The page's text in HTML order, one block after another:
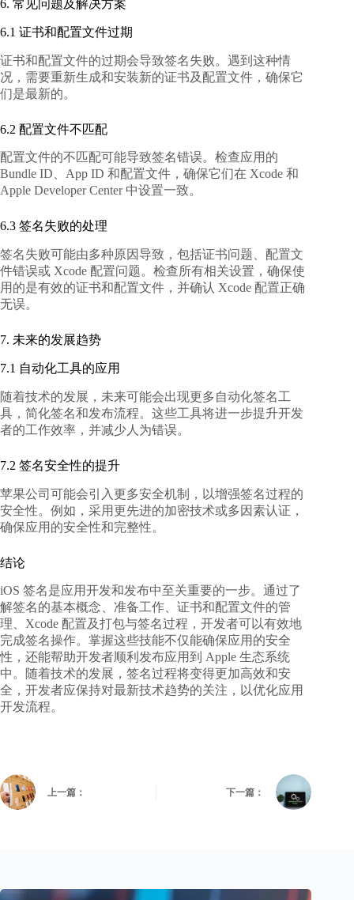
6. 常见问题及解决方案
6.1 证书和配置文件过期
证书和配置文件的过期会导致签名失败。遇到这种情
况，需要重新生成和安装新的证书及配置文件，确保它
们是最新的。
6.2 配置文件不匹配
配置文件的不匹配可能导致签名错误。检查应用的
Bundle ID、App ID 和配置文件，确保它们在 Xcode 和
Apple Developer Center 中设置一致。
6.3 签名失败的处理
签名失败可能由多种原因导致，包括证书问题、配置文
件错误或 Xcode 配置问题。检查所有相关设置，确保使
用的是有效的证书和配置文件，并确认 Xcode 配置正确
无误。
7. 未来的发展趋势
7.1 自动化工具的应用
随着技术的发展，未来可能会出现更多自动化签名工
具，简化签名和发布流程。这些工具将进一步提升开发
者的工作效率，并减少人为错误。
7.2 签名安全性的提升
苹果公司可能会引入更多安全机制，以增强签名过程的
安全性。例如，采用更先进的加密技术或多因素认证，
确保应用的安全性和完整性。
结论
iOS 签名是应用开发和发布中至关重要的一步。通过了
解签名的基本概念、准备工作、证书和配置文件的管
理、Xcode 配置及打包与签名过程，开发者可以有效地
完成签名操作。掌握这些技能不仅能确保应用的安全
性，还能帮助开发者顺利发布应用到 Apple 生态系统
中。随着技术的发展，签名过程将变得更加高效和安
全，开发者应保持对最新技术趋势的关注，以优化应用
开发流程。
上一篇： 下一篇：